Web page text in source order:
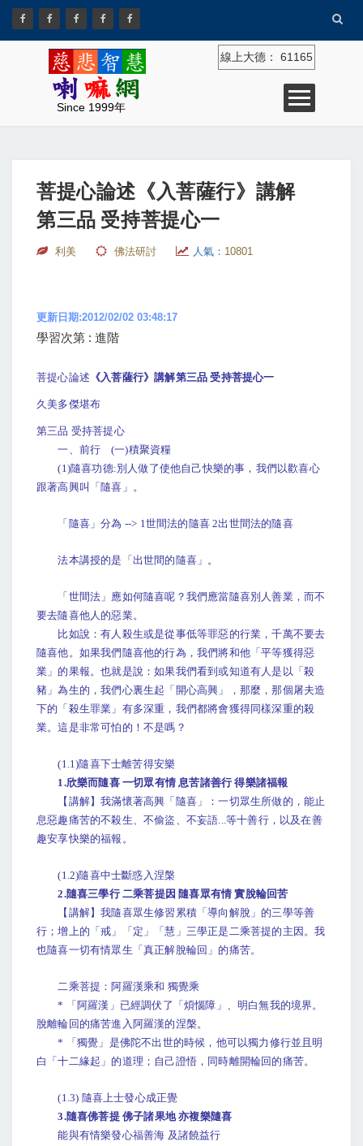
Since 1999年
線上大德： 61165
菩提心論述《入菩薩行》講解
第三品 受持菩提心一
利美 佛法研討 人氣： 10801
更新日期:2012/02/02 03:48:17
學習次第 : 進階
菩提心論述 《入菩薩行》講解第三品 受持菩提心一
久美多傑堪布
第三品 受持菩提心
一、前行 (一)積聚資糧
(1)隨喜功德:別人做了使他自己快樂的事，我們以歡喜心
跟著高興叫「隨喜」。
「隨喜」分為 --> 1世間法的隨喜 2出世間法的隨喜
法本講授的是「出世間的隨喜」。
「世間法」應如何隨喜呢？我們應當隨喜別人善業，而不
要去隨喜他人的惡業。
比如說：有人殺生或是從事低等罪惡的行業，千萬不要去
隨喜他。如果我們隨喜他的行為，我們將和他「平等獲得惡
業」的果報。也就是說：如果我們看到或知道有人是以「殺
豬」為生的，我們心裏生起「開心高興」，那麼，那個屠夫造
下的「殺生罪業」有多深重，我們都將會獲得同樣深重的殺
業。這是非常可怕的！不是嗎？
(1.1)隨喜下士離苦得安樂
1.欣樂而隨喜 一切眾有情 息苦諸善行 得樂諸福報
【講解】我滿懷著高興「隨喜」：一切眾生所做的，能止
息惡趣痛苦的不殺生、不偷盜、不妄語...等十善行，以及在善
趣安享快樂的福報。
(1.2)隨喜中士斷惑入涅槃
2.隨喜三學行 二乘菩提因 隨喜眾有情 實脫輪回苦
【講解】我隨喜眾生修習累積「導向解脫」的三學等善
行；增上的「戒」「定」「慧」三學正是二乘菩提的主因。我
也隨喜一切有情眾生「真正解脫輪回」的痛苦。
二乘菩提：阿羅漢乘和 獨覺乘
* 「阿羅漢」已經調伏了「煩惱障」、明白無我的境界。
脫離輪回的痛苦進入阿羅漢的涅槃。
* 「獨覺」是佛陀不出世的時候，他可以獨力修行並且明
白「十二緣起」的道理；自己證悟，同時離開輪回的痛苦。
(1.3) 隨喜上士發心成正覺
3.隨喜佛菩提 佛子諸果地 亦複樂隨喜
能與有情樂發心福善海 及諸饒益行